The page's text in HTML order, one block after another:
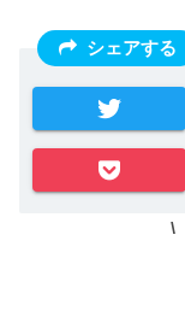
シェアする